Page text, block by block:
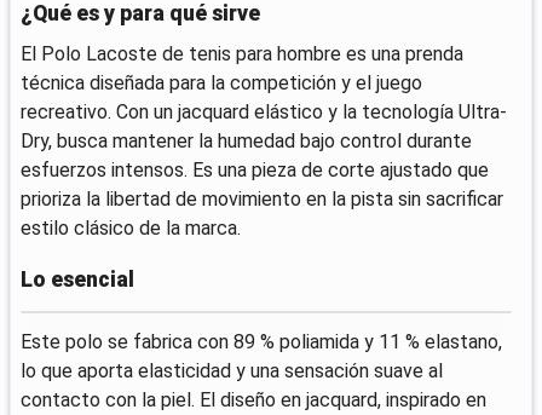
¿Qué es y para qué sirve
El Polo Lacoste de tenis para hombre es una prenda
técnica diseñada para la competición y el juego
recreativo. Con un jacquard elástico y la tecnología Ultra-
Dry, busca mantener la humedad bajo control durante
esfuerzos intensos. Es una pieza de corte ajustado que
prioriza la libertad de movimiento en la pista sin sacrificar
estilo clásico de la marca.
Lo esencial
Este polo se fabrica con 89 % poliamida y 11 % elastano,
lo que aporta elasticidad y una sensación suave al
contacto con la piel. El diseño en jacquard, inspirado en